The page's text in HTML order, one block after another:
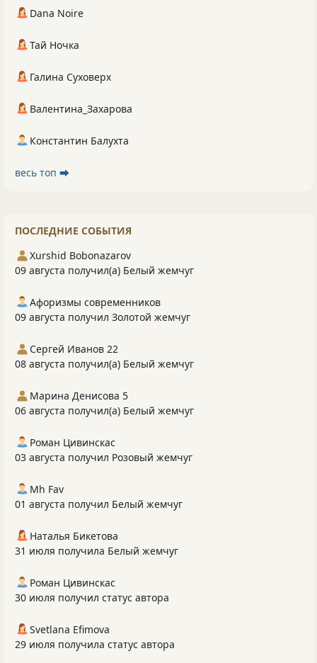
Dana Noire
Тай Ночка
Галина Суховерх
Валентина_Захарова
Константин Балухта
весь топ ⮕
ПОСЛЕДНИЕ СОБЫТИЯ
Xurshid Bobonazarov
09 августа получил(а) Белый жемчуг
Афоризмы современников
09 августа получил Золотой жемчуг
Сергей Иванов 22
08 августа получил(а) Белый жемчуг
Марина Денисова 5
06 августа получил(а) Белый жемчуг
Роман Цивинскас
03 августа получил Розовый жемчуг
Mh Fav
01 августа получил Белый жемчуг
Наталья Бикетова
31 июля получила Белый жемчуг
Роман Цивинскас
30 июля получил статус автора
Svetlana Efimova
29 июля получила статус автора